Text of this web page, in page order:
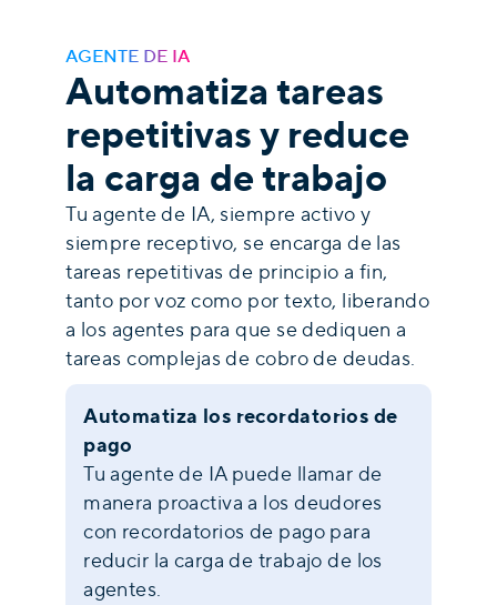
AGENTE DE IA
Automatiza tareas
repetitivas y reduce
la carga de trabajo
Tu agente de IA, siempre activo y
siempre receptivo, se encarga de las
tareas repetitivas de principio a fin,
tanto por voz como por texto, liberando
a los agentes para que se dediquen a
tareas complejas de cobro de deudas.
Automatiza los recordatorios de
pago
Tu agente de IA puede llamar de
manera proactiva a los deudores
con recordatorios de pago para
reducir la carga de trabajo de los
agentes.